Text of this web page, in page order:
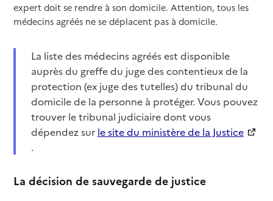
expert doit se rendre à son domicile. Attention, tous les
médecins agréés ne se déplacent pas à domicile.
La liste des médecins agréés est disponible
auprès du greffe du juge des contentieux de la
protection (ex juge des tutelles) du tribunal du
domicile de la personne à protéger. Vous pouvez
trouver le tribunal judiciaire dont vous
dépendez sur le site du ministère de la Justice
.
La décision de sauvegarde de justice